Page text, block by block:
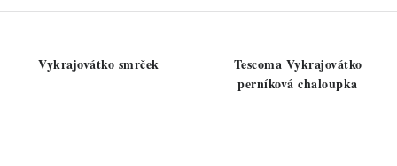
Vykrajovátko smrček
Tescoma Vykrajovátko
perníková chaloupka